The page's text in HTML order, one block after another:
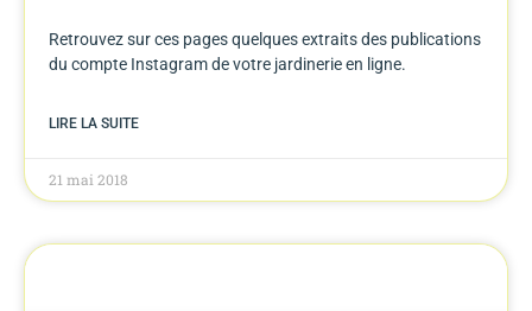
Retrouvez sur ces pages quelques extraits des publications
du compte Instagram de votre jardinerie en ligne.
LIRE LA SUITE
21 mai 2018